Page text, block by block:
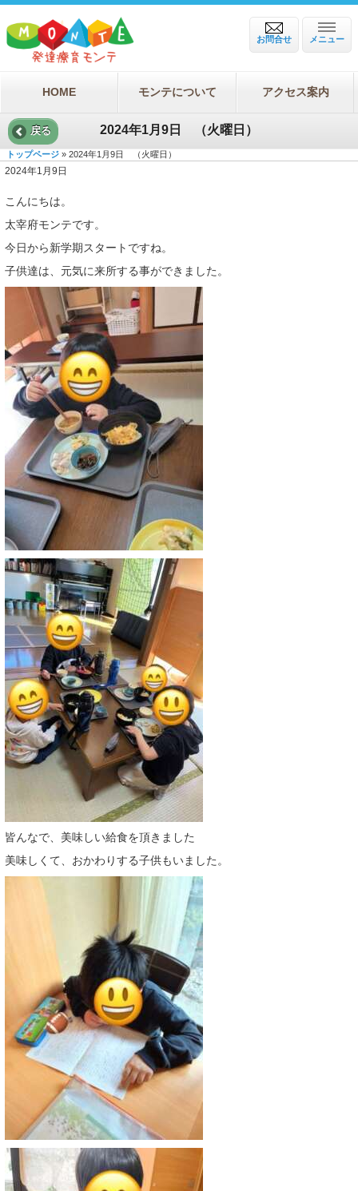
メニュー
お問合せ
HOME モンテについて アクセス案内
戻る 2024年1月9日 （火曜日）
トップページ » 2024年1月9日 （火曜日）
2024年1月9日
こんにちは。
太宰府モンテです。
今日から新学期スタートですね。
子供達は、元気に来所する事ができました。
皆んなで、美味しい給食を頂きました
美味しくて、おかわりする子供もいました。